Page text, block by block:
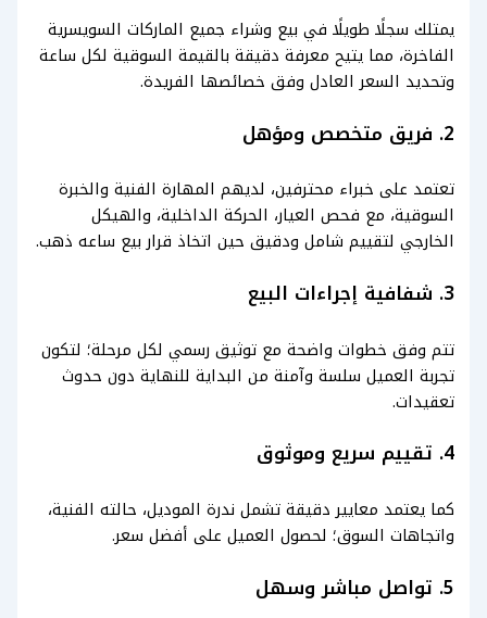
يمتلك سجلًا طويلًا في بيع وشراء جميع الماركات السويسرية
الفاخرة، مما يتيح معرفة دقيقة بالقيمة السوقية لكل ساعة
وتحديد السعر العادل وفق خصائصها الفريدة.
2. فريق متخصص ومؤهل
تعتمد على خبراء محترفين، لديهم المهارة الفنية والخبرة
السوقية، مع فحص العيار، الحركة الداخلية، والهيكل
الخارجي لتقييم شامل ودقيق حين اتخاذ قرار بيع ساعه ذهب.
3. شفافية إجراءات البيع
تتم وفق خطوات واضحة مع توثيق رسمي لكل مرحلة؛ لتكون
تجربة العميل سلسة وآمنة من البداية للنهاية دون حدوث
تعقيدات.
4. تقييم سريع وموثوق
كما يعتمد معايير دقيقة تشمل ندرة الموديل، حالته الفنية،
واتجاهات السوق؛ لحصول العميل على أفضل سعر.
5. تواصل مباشر وسهل